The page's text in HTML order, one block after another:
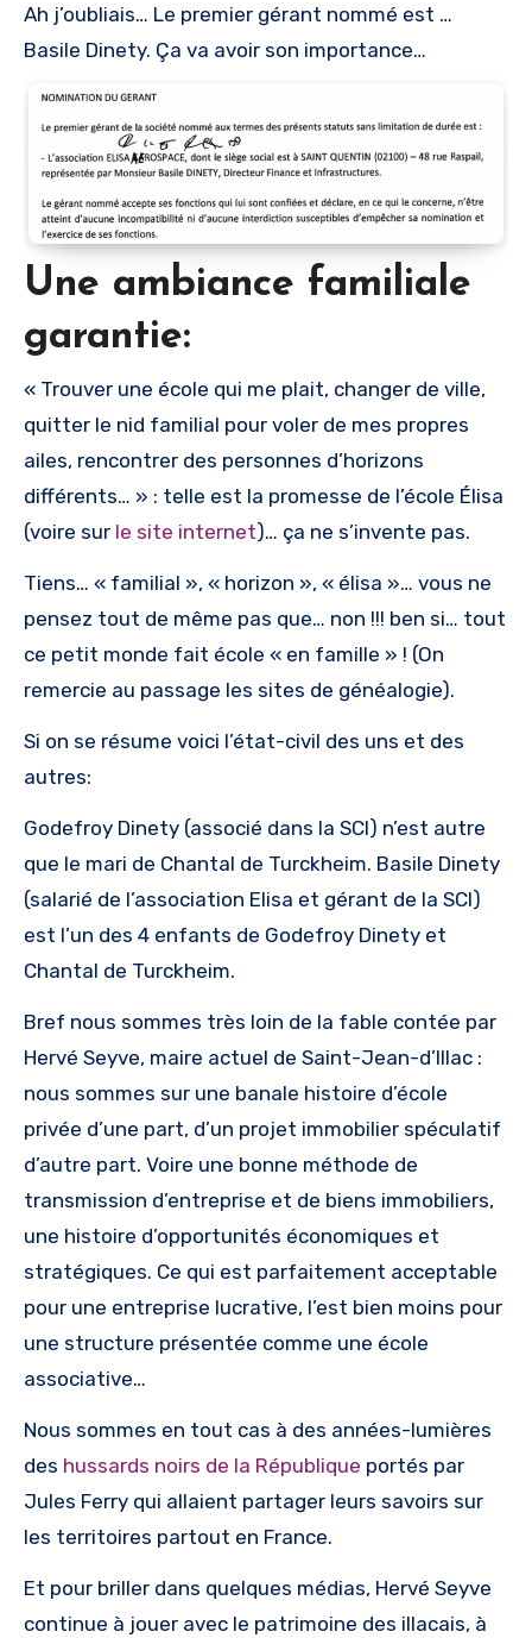
Ah j’oubliais… Le premier gérant nommé est …
Basile Dinety. Ça va avoir son importance…
Une ambiance familiale
garantie:
« Trouver une école qui me plait, changer de ville,
quitter le nid familial pour voler de mes propres
ailes, rencontrer des personnes d’horizons
différents… » : telle est la promesse de l’école Élisa
(voire sur le site internet)… ça ne s’invente pas.
Tiens… « familial », « horizon », « élisa »… vous ne
pensez tout de même pas que… non !!! ben si… tout
ce petit monde fait école « en famille » ! (On
remercie au passage les sites de généalogie).
Si on se résume voici l’état-civil des uns et des
autres:
Godefroy Dinety (associé dans la SCI) n’est autre
que le mari de Chantal de Turckheim. Basile Dinety
(salarié de l’association Elisa et gérant de la SCI)
est l’un des 4 enfants de Godefroy Dinety et
Chantal de Turckheim.
Bref nous sommes très loin de la fable contée par
Hervé Seyve, maire actuel de Saint-Jean-d’Illac :
nous sommes sur une banale histoire d’école
privée d’une part, d’un projet immobilier spéculatif
d’autre part. Voire une bonne méthode de
transmission d’entreprise et de biens immobiliers,
une histoire d’opportunités économiques et
stratégiques. Ce qui est parfaitement acceptable
pour une entreprise lucrative, l’est bien moins pour
une structure présentée comme une école
associative…
Nous sommes en tout cas à des années-lumières
des hussards noirs de la République portés par
Jules Ferry qui allaient partager leurs savoirs sur
les territoires partout en France.
Et pour briller dans quelques médias, Hervé Seyve
continue à jouer avec le patrimoine des illacais, à